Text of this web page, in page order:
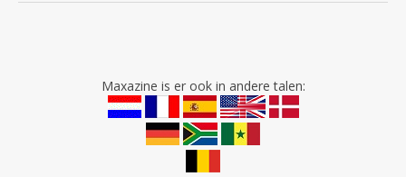
Maxazine is er ook in andere talen: